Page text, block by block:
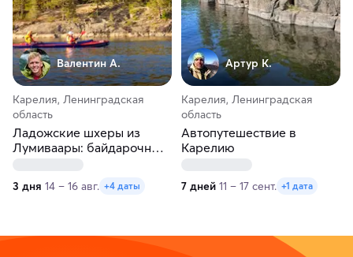
Валентин А.
Карелия, Ленинградская
область
Ладожские шхеры из
Лумиваары: байдарочный
3 дня 14 – 16 авг. +4 даты
Артур К.
Карелия, Ленинградская
область
Автопутешествие в
Карелию
7 дней 11 – 17 сент. +1 дата